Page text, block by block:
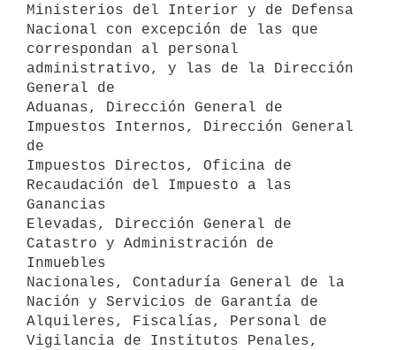
Ministerios del Interior y de Defensa
Nacional con excepción de las que
correspondan al personal
administrativo, y las de la Dirección
General de
Aduanas, Dirección General de
Impuestos Internos, Dirección General
de
Impuestos Directos, Oficina de
Recaudación del Impuesto a las
Ganancias
Elevadas, Dirección General de
Catastro y Administración de
Inmuebles
Nacionales, Contaduría General de la
Nación y Servicios de Garantía de
Alquileres, Fiscalías, Personal de
Vigilancia de Institutos Penales,